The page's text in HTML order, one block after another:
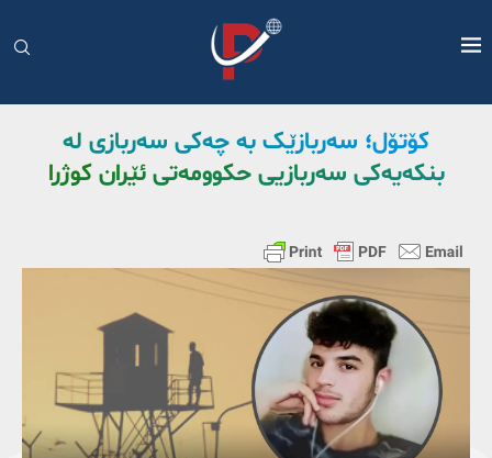
کۆتۆل؛ سەربازێک بە چەکی سەربازی لە
بنکەیەکی سەربازیی حکوومەتی ئێران کوژرا